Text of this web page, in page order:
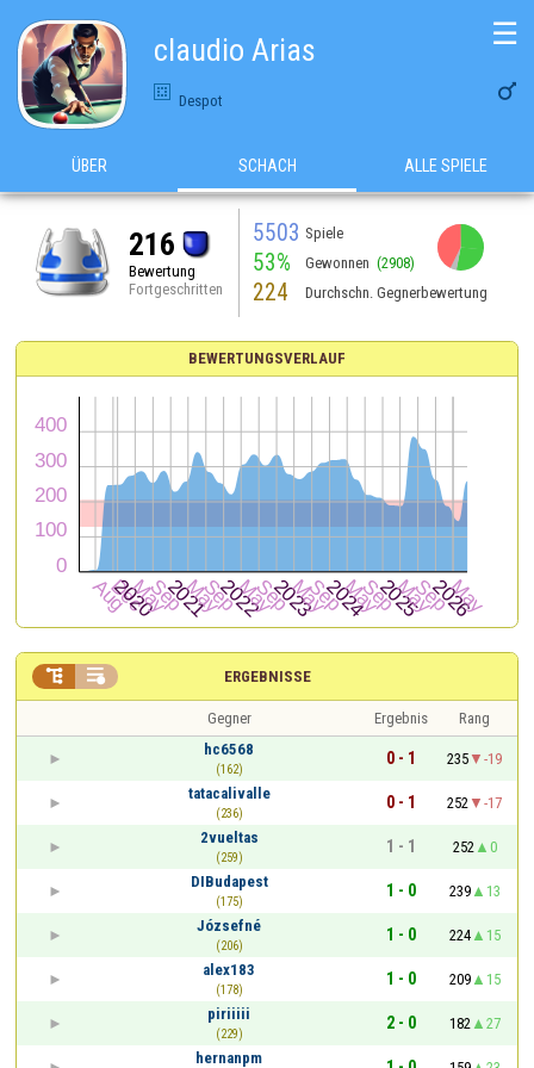
claudio Arias
Despot 
☰
ÜBER SCHACH ALLE SPIELE
216
Bewertung
Fortgeschritten
5503 Spiele
53% Gewonnen (2908)
224 Durchschn. Gegnerbewertung
BEWERTUNGSVERLAUF
ERGEBNISSE
 
Gegner Ergebnis
Rang
hc6568
(162)
0 - 1 235
-19
tatacalivalle
(236)
0 - 1 252
-17
2vueltas
(259)
1 - 1 252
0
DIBudapest
(175)
1 - 0 239
13
Józsefné
(206)
1 - 0 224
15
alex183
(178)
1 - 0 209
15
piriiiii
(229)
2 - 0 182
27
hernanpm